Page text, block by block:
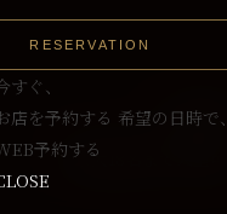
RESERVATION
すぐ、
店を予約する 希望の日時で、
予約する
～12名
最大18名まで入室可